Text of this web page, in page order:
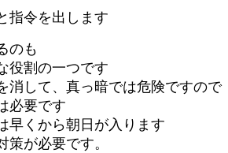
指令を出します
のも
役割の一つです
消して、真っ暗では危険ですので
必要です
早くから朝日が入ります
策が必要です。